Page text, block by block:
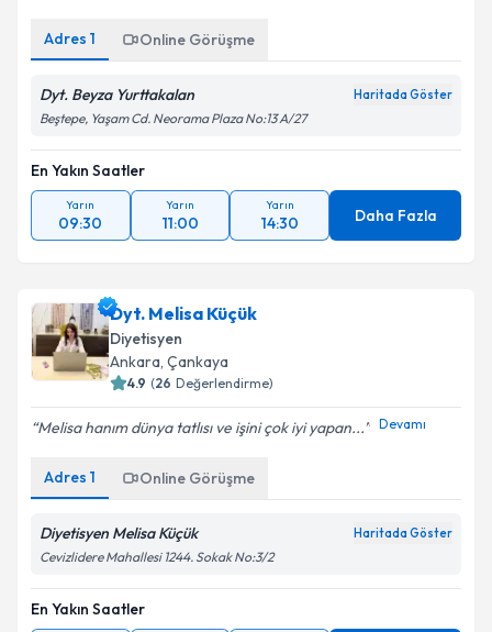
Adres 1 Online Görüşme
Dyt. Beyza Yurttakalan Haritada Göster
Beştepe, Yaşam Cd. Neorama Plaza No:13 A/27
En Yakın Saatler
Yarın
09:30
Yarın
11:00
Yarın
14:30 Daha Fazla
Dyt. Melisa Küçük
Diyetisyen
Ankara, Çankaya
4.9 (26 Değerlendirme)
Melisa hanım dünya tatlısı ve işini çok iyi yapan... Devamı
Adres 1 Online Görüşme
Diyetisyen Melisa Küçük Haritada Göster
Cevizlidere Mahallesi 1244. Sokak No:3/2
En Yakın Saatler